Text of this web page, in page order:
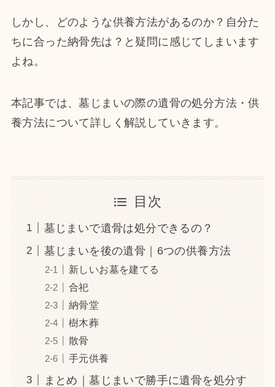
しかし、どのような供養方法があるのか？自分た
ちに合った納骨先は？と疑問に感じてしまいます
よね。
本記事では、墓じまいの際の遺骨の処分方法・供
養方法について詳しく解説していきます。
目次
墓じまいで遺骨は処分できるの？
墓じまいを後の遺骨｜6つの供養方法
新しいお墓を建てる
合祀
納骨堂
樹木葬
散骨
手元供養
まとめ｜墓じまいで勝手に遺骨を処分す